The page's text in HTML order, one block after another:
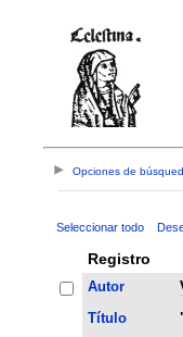
Opciones de
Seleccionar todo
Registro
Autor
Título